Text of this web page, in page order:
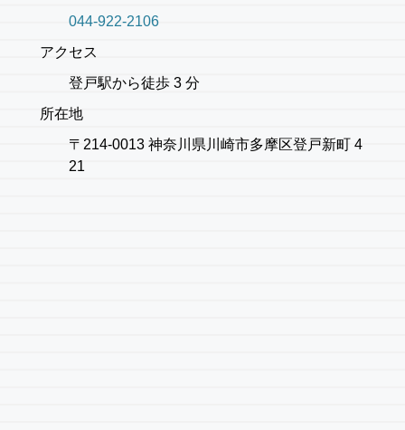
044-922-2106
アクセス
登戸駅から徒歩 3 分
所在地
〒214-0013 神奈川県川崎市多摩区登戸新町 4
21